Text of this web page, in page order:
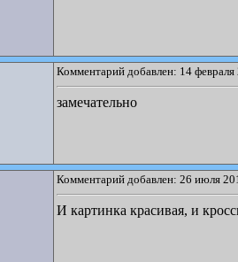
Комментарий добавлен: 14
замечательно
Комментарий добавлен: 26 июля
И картинка красивая, и